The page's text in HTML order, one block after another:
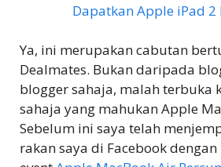
Dapatkan Apple iPad 2
Ya, ini merupakan cabutan
Dealmates. Bukan daripada
blogger sahaja, malah terbuka
sahaja yang mahukan Apple
Sebelum ini saya telah
rakan saya di Facebook